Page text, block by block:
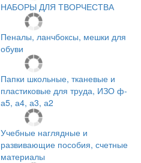
НАБОРЫ ДЛЯ ТВОРЧЕСТВА
Пеналы, ланчбоксы, мешки для
обуви
Папки школьные, тканевые и
пластиковые для труда, ИЗО ф-
а5, а4, а3, а2
Учебные наглядные и
развивающие пособия, счетные
материалы